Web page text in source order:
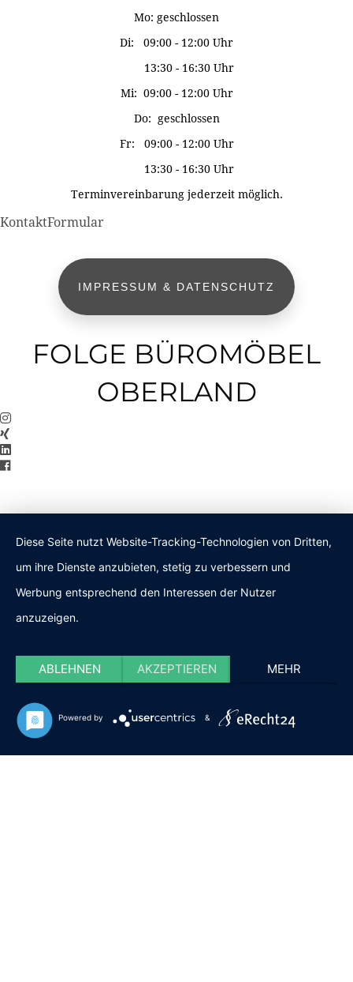
Mo: geschlossen
Di: 09:00 - 12:00 Uhr
13:30 - 16:30 Uhr
Mi: 09:00 - 12:00 Uhr
Do: geschlossen
Fr: 09:00 - 12:00 Uhr
13:30 - 16:30 Uhr
Terminvereinbarung jederzeit möglich.
KontaktFormular
IMPRESSUM & DATENSCHUTZ
FOLGE BÜROMÖBEL
OBERLAND
Diese Seite nutzt Website-Tracking-Technologien von Dritten,
um ihre Dienste anzubieten, stetig zu verbessern und
Werbung entsprechend den Interessen der Nutzer
anzuzeigen.
ABLEHNEN AKZEPTIEREN MEHR
Powered by &